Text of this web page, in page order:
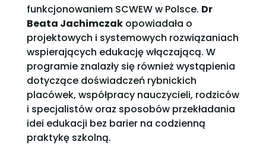
funkcjonowaniem SCWEW w Polsce. Dr
Beata Jachimczakopowiadała o
projektowych i systemowych rozwiązaniach
wspierających edukację włączającą. W
programie znalazły się również wystąpienia
dotyczące doświadczeń rybnickich
placówek, współpracy nauczycieli, rodziców
i specjalistów oraz sposobów przekładania
idei edukacji bez barier na codzienną
praktykę szkolną.